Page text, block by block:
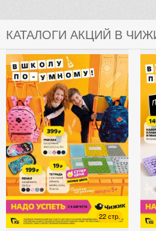
КАТАЛОГИ АКЦИЙ В
22 стр.